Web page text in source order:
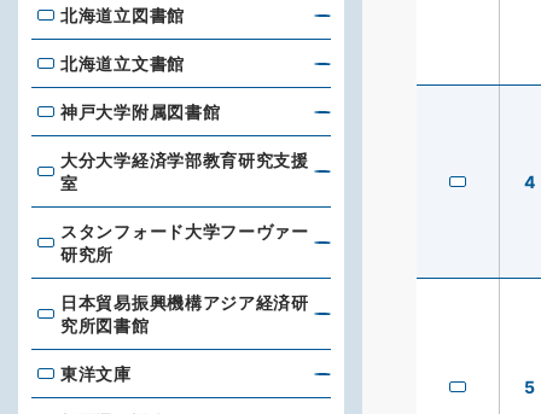
4
5
北海道立図書館
北海道立図書館
北海道立文書館
北海道立文書館
神戸大学附属図書館
神戸大学附属図書館
大分大学経済学部教育研究支援室
大分大学経済学部教育研究支援
室
スタンフォード大学フーヴァー研究所
スタンフォード大学フーヴァー
研究所
日本貿易振興機構アジア経済研究所図書館
日本貿易振興機構アジア経済研
究所図書館
東洋文庫
東洋文庫